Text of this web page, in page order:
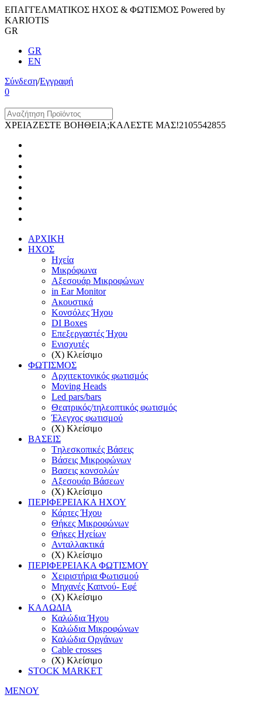
ΕΠΑΓΓΕΛΜΑΤΙΚΟΣ ΗΧΟΣ & ΦΩΤΙΣΜΟΣ Powered by
KARIOTIS
GR
GR
EN
Σύνδεση/Εγγραφή
0
ΧΡΕΙΑΖΕΣΤΕ ΒΟΗΘΕΙΑ;ΚΑΛΕΣΤΕ ΜΑΣ!2105542855
ΑΡΧΙΚΗ
ΗΧΟΣ
Ηχεία
Μικρόφωνα
Αξεσουάρ Μικροφώνων
in Ear Monitor
Ακουστικά
Κονσόλες Ήχου
DI Boxes
Επεξεργαστές Ήχου
Ενισχυτές
(X) Κλείσιμο
ΦΩΤΙΣΜΟΣ
Αρχιτεκτονικός φωτισμός
Moving Heads
Led pars/bars
Θεατρικός/τηλεοπτικός φωτισμός
Έλεγχος φωτισμού
(X) Κλείσιμο
ΒΑΣΕΙΣ
Tηλεσκοπικές Βάσεις
Βάσεις Μικροφώνων
Βασεις κονσολών
Αξεσουάρ Βάσεων
(X) Κλείσιμο
ΠΕΡΙΦΕΡΕΙΑΚΑ ΗΧΟΥ
Κάρτες Ήχου
Θήκες Μικροφώνων
Θήκες Ηχείων
Ανταλλακτικά
(X) Κλείσιμο
ΠΕΡΙΦΕΡΕΙΑΚΑ ΦΩΤΙΣΜΟΥ
Χειριστήρια Φωτισμού
Μηχανές Καπνού- Eφέ
(X) Κλείσιμο
ΚΑΛΩΔΙΑ
Καλώδια Ήχου
Καλώδια Μικροφώνων
Καλώδια Οργάνων
Cable crosses
(X) Κλείσιμο
STOCK MARKET
ΜΕΝΟΥ